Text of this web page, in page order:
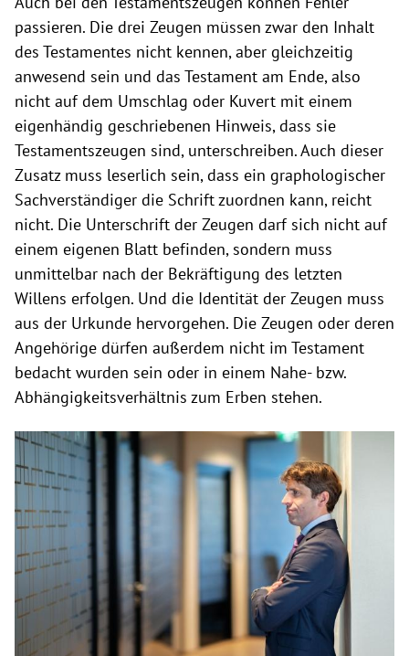
passieren. Die drei Zeugen müssen zwar den Inhalt
des Testamentes nicht kennen, aber gleichzeitig
anwesend sein und das Testament am Ende, also
nicht auf dem Umschlag oder Kuvert mit einem
eigenhändig geschriebenen Hinweis, dass sie
Testamentszeugen sind, unterschreiben. Auch dieser
Zusatz muss leserlich sein, dass ein graphologischer
Sachverständiger die Schrift zuordnen kann, reicht
nicht. Die Unterschrift der Zeugen darf sich nicht auf
einem eigenen Blatt befinden, sondern muss
unmittelbar nach der Bekräftigung des letzten
Willens erfolgen. Und die Identität der Zeugen muss
aus der Urkunde hervorgehen. Die Zeugen oder deren
Angehörige dürfen außerdem nicht im Testament
bedacht wurden sein oder in einem Nahe- bzw.
Abhängigkeitsverhältnis zum Erben stehen.